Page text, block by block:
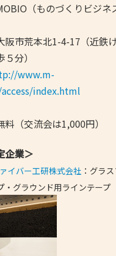
（ものづくりビジネ
北1-4-17（近鉄け
分）
www.m-
index.html
（交流会は1,000円）
企業＞
イバー工研株式会社 ：グラ
・グラウンド用ラインテープ